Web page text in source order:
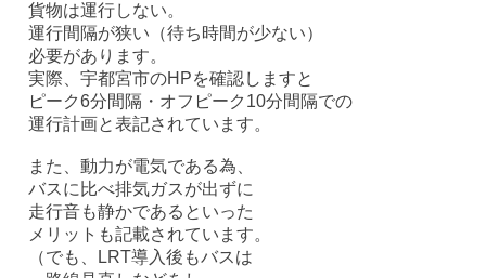
貨物は運行しない。
運行間隔が狭い（待ち時間が少ない）
必要があります。
実際、宇都宮市のHPを確認しますと
ピーク6分間隔・オフピーク10分間隔での
運行計画と表記されています。
また、動力が電気である為、
バスに比べ排気ガスが出ずに
走行音も静かであるといった
メリットも記載されています。
（でも、LRT導入後もバスは